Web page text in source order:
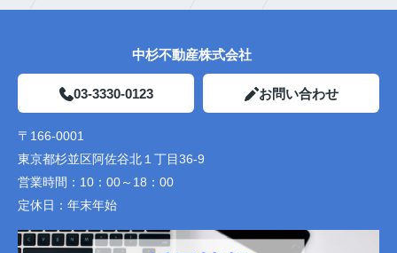
中杉不動産株式会社
03-3330-0123 お問い合わせ
〒166-0001
東京都杉並区阿佐谷北１丁目36-9
営業時間： 10：00～18：00
定休日： 年末年始